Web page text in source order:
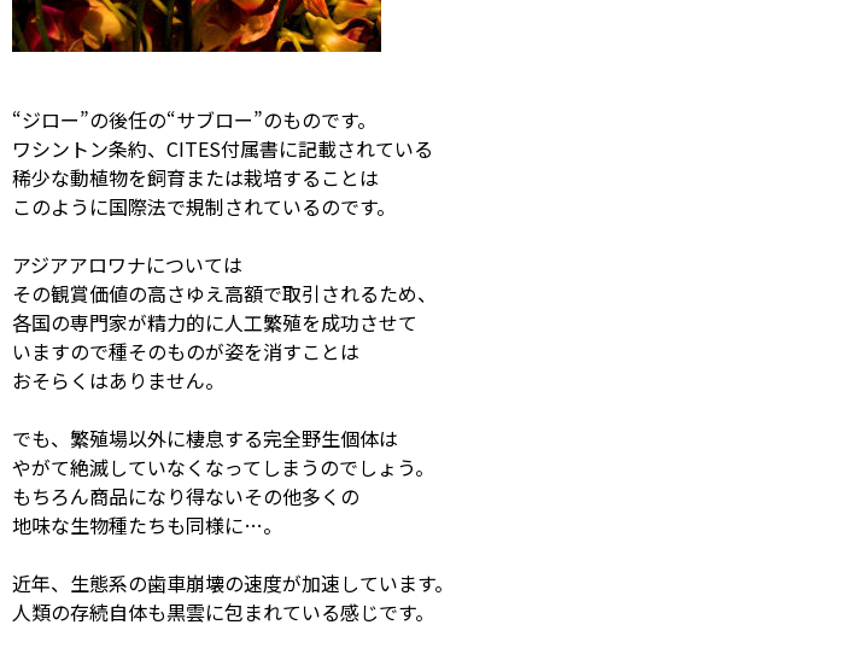
“ジロー”の後任の“サブロー”のものです。
ワシントン条約、CITES付属書に記載されている
稀少な動植物を飼育または栽培することは
このように国際法で規制されているのです。
アジアアロワナについては
その観賞価値の高さゆえ高額で取引されるため、
各国の専門家が精力的に人工繁殖を成功させて
いますので種そのものが姿を消すことは
おそらくはありません。
でも、繁殖場以外に棲息する完全野生個体は
やがて絶滅していなくなってしまうのでしょう。
もちろん商品になり得ないその他多くの
地味な生物種たちも同様に…。
近年、生態系の歯車崩壊の速度が加速しています。
人類の存続自体も黒雲に包まれている感じです。